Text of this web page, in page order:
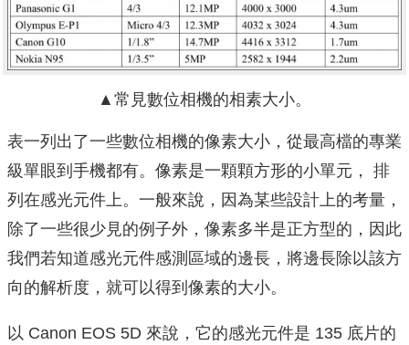
▲常見數位相機的相素大小。
表一列出了一些數位相機的像素大小，從最高檔的專業
級單眼到手機都有。像素是一顆顆方形的小單元， 排
列在感光元件上。一般來說，因為某些設計上的考量，
除了一些很少見的例子外，像素多半是正方型的，因此
我們若知道感光元件感測區域的邊長，將邊長除以該方
向的解析度，就可以得到像素的大小。
以 Canon EOS 5D 來說，它的感光元件是 135 底片的